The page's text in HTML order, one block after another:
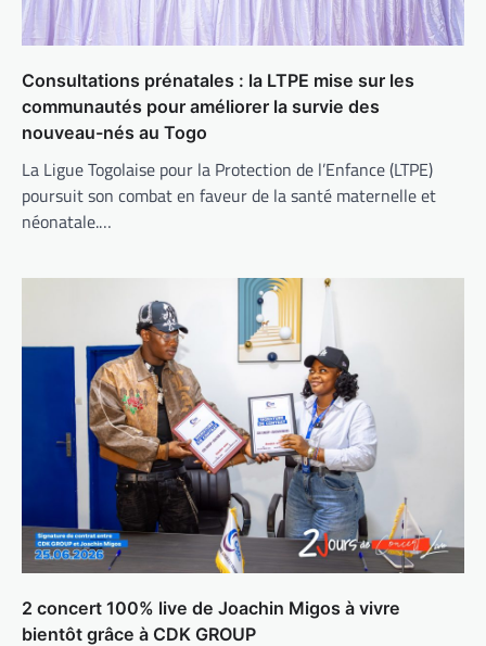
Consultations prénatales : la LTPE mise sur les
communautés pour améliorer la survie des
nouveau-nés au Togo
La Ligue Togolaise pour la Protection de l’Enfance (LTPE)
poursuit son combat en faveur de la santé maternelle et
néonatale.…
2 concert 100% live de Joachin Migos à vivre
bientôt grâce à CDK GROUP